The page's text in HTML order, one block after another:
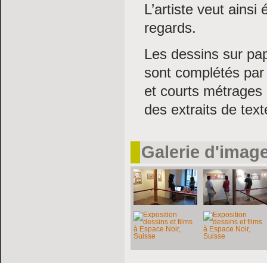
L’artiste veut ainsi
regards.
Les dessins sur
sont complétés
et courts métrages
des extraits de
Galerie